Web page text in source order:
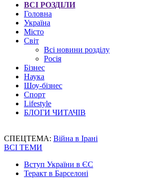
ВСІ РОЗДІЛИ
Головна
Україна
Місто
Світ
Всі новини розділу
Росія
Бізнес
Наука
Шоу-бізнес
Спорт
Lifestyle
БЛОГИ ЧИТАЧІВ
СПЕЦТЕМА: Війна в Ірані
ВСІ ТЕМИ
Вступ України в ЄС
Теракт в Барселоні